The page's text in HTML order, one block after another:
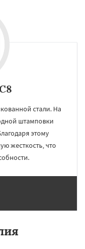
стали. На
штамповки
этому
жесткость, что